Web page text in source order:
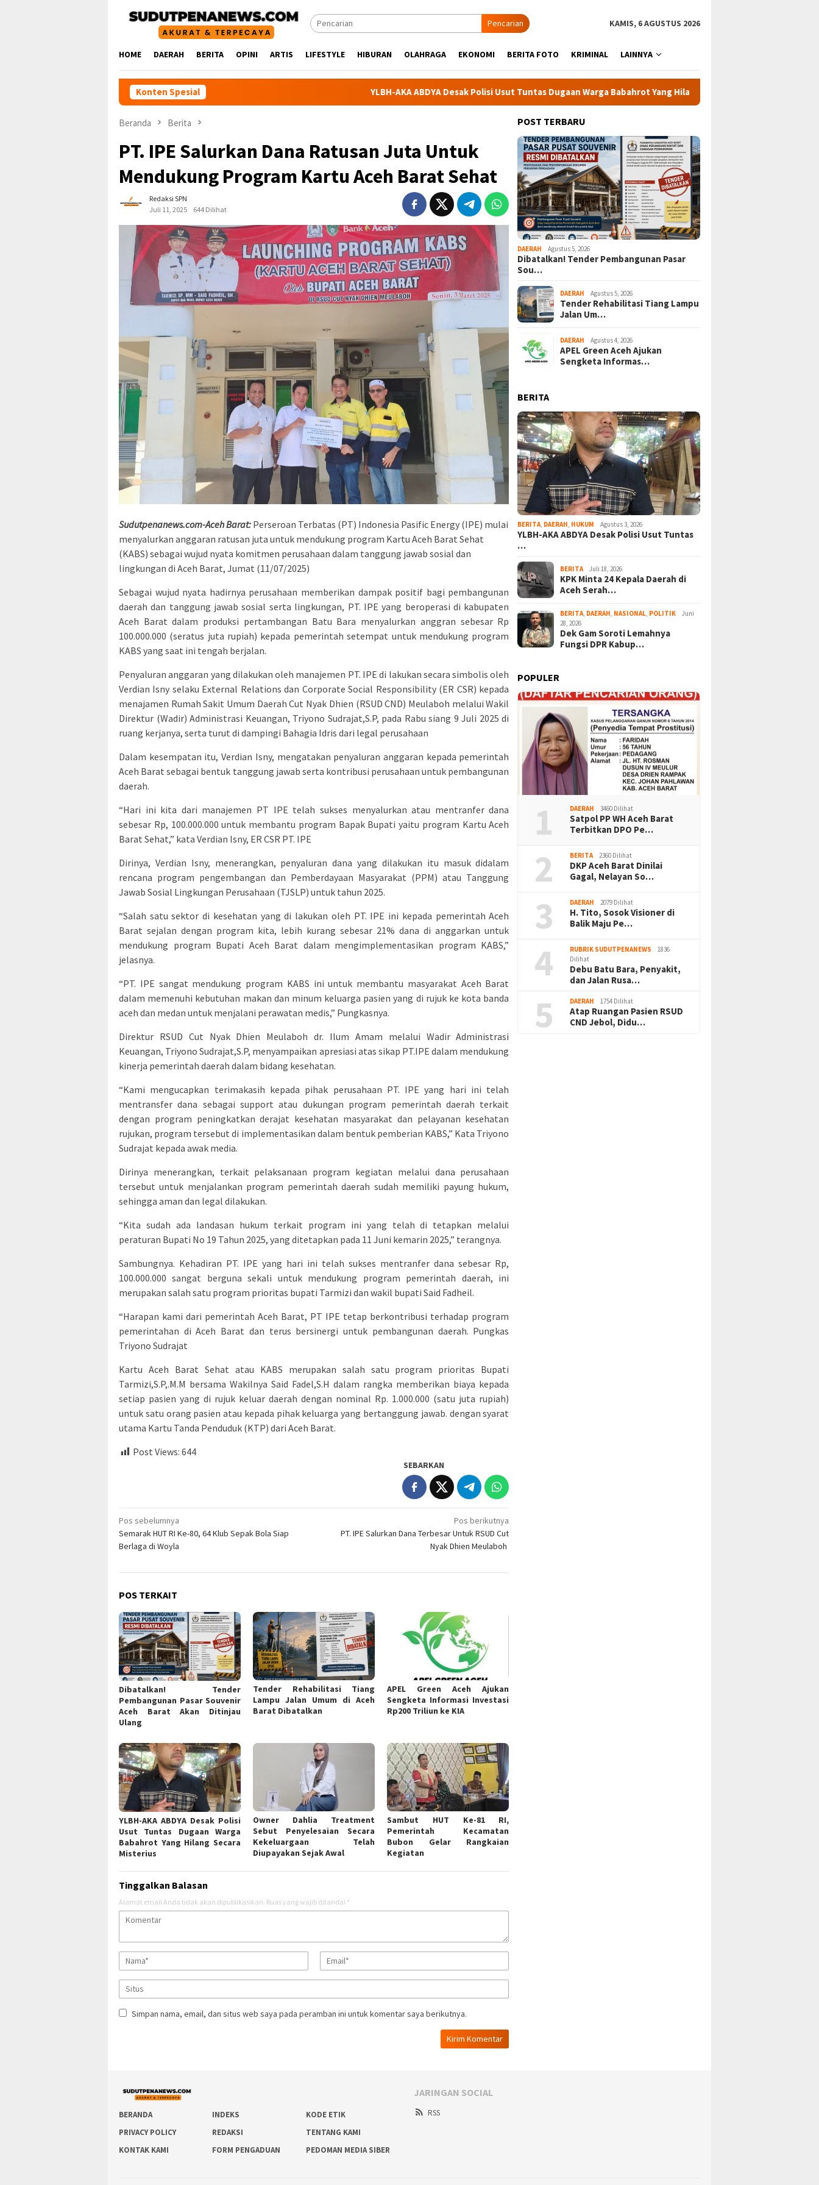
Pencarian KAMIS, 6 AGUSTUS 2026
HOME DAERAH BERITA OPINI ARTIS LIFESTYLE HIBURAN OLAHRAGA EKONOMI BERITA FOTO KRIMINAL LAINNYA
Konten Spesial YLBH-AKA ABDYA Desak Polisi Usut Tuntas Dugaan Warga Babahrot Yang Hilang Secara Misterius
Beranda Berita
PT. IPE Salurkan Dana Ratusan Juta Untuk
Mendukung Program Kartu Aceh Barat Sehat
Redaksi SPN
Juli 11, 2025
644 Dilihat
Sudutpenanews.com-Aceh Barat: Perseroan Terbatas (PT) Indonesia Pasific Energy (IPE) mulai
menyalurkan anggaran ratusan juta untuk mendukung program Kartu Aceh Barat Sehat
(KABS) sebagai wujud nyata komitmen perusahaan dalam tanggung jawab sosial dan
lingkungan di Aceh Barat, Jumat (11/07/2025)
Sebagai wujud nyata hadirnya perusahaan memberikan dampak positif bagi pembangunan
daerah dan tanggung jawab sosial serta lingkungan, PT. IPE yang beroperasi di kabupaten
Aceh Barat dalam produksi pertambangan Batu Bara menyalurkan anggran sebesar Rp
100.000.000 (seratus juta rupiah) kepada pemerintah setempat untuk mendukung program
KABS yang saat ini tengah berjalan.
Penyaluran anggaran yang dilakukan oleh manajemen PT. IPE di lakukan secara simbolis oleh
Verdian Isny selaku External Relations dan Corporate Social Responsibility (ER CSR) kepada
menajamen Rumah Sakit Umum Daerah Cut Nyak Dhien (RSUD CND) Meulaboh melalui Wakil
Direktur (Wadir) Administrasi Keuangan, Triyono Sudrajat,S.P, pada Rabu siang 9 Juli 2025 di
ruang kerjanya, serta turut di dampingi Bahagia Idris dari legal perusahaan
Dalam kesempatan itu, Verdian Isny, mengatakan penyaluran anggaran kepada pemerintah
Aceh Barat sebagai bentuk tanggung jawab serta kontribusi perusahaan untuk pembangunan
daerah.
“Hari ini kita dari manajemen PT IPE telah sukses menyalurkan atau mentranfer dana
sebesar Rp, 100.000.000 untuk membantu program Bapak Bupati yaitu program Kartu Aceh
Barat Sehat,” kata Verdian Isny, ER CSR PT. IPE
Dirinya, Verdian Isny, menerangkan, penyaluran dana yang dilakukan itu masuk didalam
rencana program pengembangan dan Pemberdayaan Masyarakat (PPM) atau Tanggung
Jawab Sosial Lingkungan Perusahaan (TJSLP) untuk tahun 2025.
“Salah satu sektor di kesehatan yang di lakukan oleh PT. IPE ini kepada pemerintah Aceh
Barat sejalan dengan program kita, lebih kurang sebesar 21% dana di anggarkan untuk
mendukung program Bupati Aceh Barat dalam mengimplementasikan program KABS,”
jelasnya.
“PT. IPE sangat mendukung program KABS ini untuk membantu masyarakat Aceh Barat
dalam memenuhi kebutuhan makan dan minum keluarga pasien yang di rujuk ke kota banda
aceh dan medan untuk menjalani perawatan medis,” Pungkasnya.
Direktur RSUD Cut Nyak Dhien Meulaboh dr. Ilum Amam melalui Wadir Administrasi
Keuangan, Triyono Sudrajat,S.P, menyampaikan apresiasi atas sikap PT.IPE dalam mendukung
kinerja pemerintah daerah dalam bidang kesehatan.
“Kami mengucapkan terimakasih kepada pihak perusahaan PT. IPE yang hari ini telah
mentransfer dana sebagai support atau dukungan program pemerintah daerah terkait
dengan program peningkatkan derajat kesehatan masyarakat dan pelayanan kesehatan
rujukan, program tersebut di implementasikan dalam bentuk pemberian KABS,” Kata Triyono
Sudrajat kepada awak media.
Dirinya menerangkan, terkait pelaksanaan program kegiatan melalui dana perusahaan
tersebut untuk menjalankan program pemerintah daerah sudah memiliki payung hukum,
sehingga aman dan legal dilakukan.
“Kita sudah ada landasan hukum terkait program ini yang telah di tetapkan melalui
peraturan Bupati No 19 Tahun 2025, yang ditetapkan pada 11 Juni kemarin 2025,” terangnya.
Sambungnya. Kehadiran PT. IPE yang hari ini telah sukses mentranfer dana sebesar Rp,
100.000.000 sangat berguna sekali untuk mendukung program pemerintah daerah, ini
merupakan salah satu program prioritas bupati Tarmizi dan wakil bupati Said Fadheil.
“Harapan kami dari pemerintah Aceh Barat, PT IPE tetap berkontribusi terhadap program
pemerintahan di Aceh Barat dan terus bersinergi untuk pembangunan daerah. Pungkas
Triyono Sudrajat
Kartu Aceh Barat Sehat atau KABS merupakan salah satu program prioritas Bupati
Tarmizi,S.P,.M.M bersama Wakilnya Said Fadel,S.H dalam rangka memberikan biaya kepada
setiap pasien yang di rujuk keluar daerah dengan nominal Rp. 1.000.000 (satu juta rupiah)
untuk satu orang pasien atau kepada pihak keluarga yang bertanggung jawab. dengan syarat
utama Kartu Tanda Penduduk (KTP) dari Aceh Barat.
Post Views: 644
SEBARKAN
Navigasi
pos
Pos sebelumnya
Semarak HUT RI Ke-80, 64 Klub Sepak Bola Siap
Berlaga di Woyla
Pos berikutnya
PT. IPE Salurkan Dana Terbesar Untuk RSUD Cut
Nyak Dhien Meulaboh
POS TERKAIT
Dibatalkan! Tender
Pembangunan Pasar Souvenir
Aceh Barat Akan Ditinjau
Ulang
Tender Rehabilitasi Tiang
Lampu Jalan Umum di Aceh
Barat Dibatalkan
APEL Green Aceh Ajukan
Sengketa Informasi Investasi
Rp200 Triliun ke KIA
YLBH-AKA ABDYA Desak Polisi
Usut Tuntas Dugaan Warga
Babahrot Yang Hilang Secara
Misterius
Owner Dahlia Treatment
Sebut Penyelesaian Secara
Kekeluargaan Telah
Diupayakan Sejak Awal
Sambut HUT Ke-81 RI,
Pemerintah Kecamatan
Bubon Gelar Rangkaian
Kegiatan
Tinggalkan Balasan
Alamat email Anda tidak akan dipublikasikan. Ruas yang wajib ditandai *
Simpan nama, email, dan situs web saya pada peramban ini untuk komentar saya berikutnya.
POST TERBARU
DAERAH Agustus 5, 2026
Dibatalkan! Tender Pembangunan Pasar
Sou…
DAERAH Agustus 5, 2026
Tender Rehabilitasi Tiang Lampu
Jalan Um…
DAERAH Agustus 4, 2026
APEL Green Aceh Ajukan
Sengketa Informas…
BERITA
BERITA DAERAH HUKUM Agustus 3, 2026
YLBH-AKA ABDYA Desak Polisi Usut Tuntas
…
BERITA Juli 18, 2026
KPK Minta 24 Kepala Daerah di
Aceh Serah…
BERITA DAERAH NASIONAL POLITIK
Juni
28, 2026
Dek Gam Soroti Lemahnya
Fungsi DPR Kabup…
POPULER
1 DAERAH 3460 Dilihat
Satpol PP WH Aceh Barat
Terbitkan DPO Pe…
2 BERITA 2360 Dilihat
DKP Aceh Barat Dinilai
Gagal, Nelayan So…
3 DAERAH 2079 Dilihat
H. Tito, Sosok Visioner di
Balik Maju Pe…
4 RUBRIK SUDUTPENANEWS
1836
Dilihat
Debu Batu Bara, Penyakit,
dan Jalan Rusa…
5 DAERAH 1754 Dilihat
Atap Ruangan Pasien RSUD
CND Jebol, Didu…
BERANDA INDEKS
KODE ETIK
PRIVACY POLICY
REDAKSI
TENTANG KAMI
KONTAK KAMI
FORM PENGADUAN PEDOMAN MEDIA SIBER
JARINGAN SOCIAL
RSS